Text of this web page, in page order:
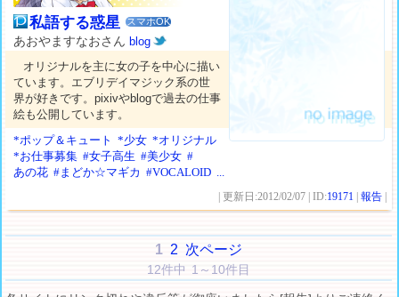
私語する惑星 スマホOK
あおやますなおさんblog
オリジナルを主に女の子を中心に描い
ています。エブリデイマジック系の世
界が好きです。pixivやblogで過去の仕事
絵も公開しています。
*ポップ＆キュート
*少女 *オリジナル
*お仕事募集 #女子高生 #美少女 #
あの花 #まどか☆マギカ #VOCALOID ...
| 更新日:2012/02/07 | ID:19171 |報告
1 2 次ページ
12件中 1～10件目